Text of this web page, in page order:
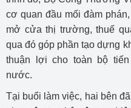
cơ quan đầu mối đàm
mở cửa thị trường, thuế
qua đó góp phần tạo dựng
thuận lợi cho toàn bộ
nước.
Tại buổi làm việc, hai bên